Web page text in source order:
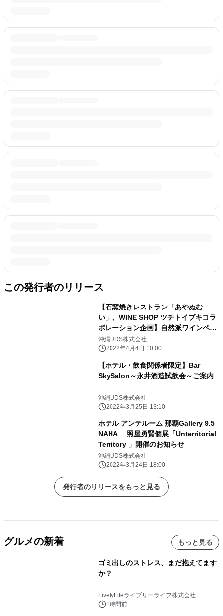
この発行者のリリース
【石窯焼きレストラン「あやぬむ
い」、WINE SHOP ツチトイブキコラ
ボレーション企画】自然派ワインペア
リングディナー開催のお知らせ
沖縄UDS株式会社
2022年4月4日 10:00
【ホテル・飲食関係者限定】Bar
SkySalon～永井酒造試飲会～ご案内
沖縄UDS株式会社
2022年3月25日 13:10
ホテル アンテルーム 那覇Gallery 9.5
NAHA 照屋勇賢個展「Unterritorial
Territory 」開催のお知らせ
沖縄UDS株式会社
2022年3月24日 18:00
発行者のリリースをもっと見る
グルメの新着 もっと見る
ゴミ出しのストレス、まだ抱えてます
か？
LivelyLifeライブリーライフ株式会社
1時間前